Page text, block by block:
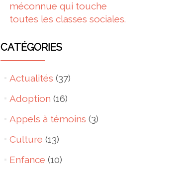
méconnue qui touche
toutes les classes sociales.
CATÉGORIES
Actualités (37)
Adoption (16)
Appels à témoins (3)
Culture (13)
Enfance (10)